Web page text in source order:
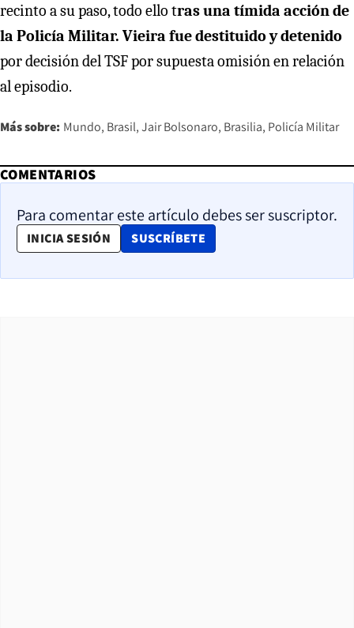
recinto a su paso, todo ello tras una tímida acción de
la Policía Militar. Vieira fue destituido y detenido
por decisión del TSF por supuesta omisión en relación
al episodio.
Más sobre: Mundo Brasil Jair Bolsonaro Brasilia Policía Militar
COMENTARIOS
Para comentar este artículo debes ser suscriptor.
INICIA SESIÓN SUSCRÍBETE
OPENS IN NEW WINDOW